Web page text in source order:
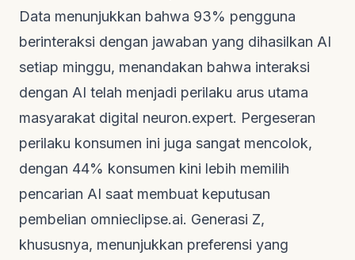
Data menunjukkan bahwa 93% pengguna
berinteraksi dengan jawaban yang dihasilkan AI
setiap minggu, menandakan bahwa interaksi
dengan AI telah menjadi perilaku arus utama
masyarakat digital neuron.expert. Pergeseran
perilaku konsumen ini juga sangat mencolok,
dengan 44% konsumen kini lebih memilih
pencarian AI saat membuat keputusan
pembelian omnieclipse.ai. Generasi Z,
khususnya, menunjukkan preferensi yang